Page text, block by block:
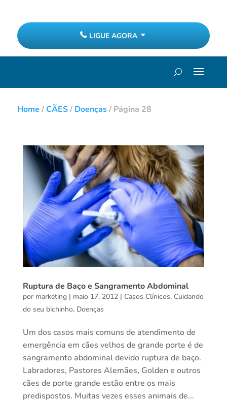
LIGUE AGORA
Home /CÃES/ Doenças/ Página 28
Ruptura de Baço e Sangramento Abdominal
por marketing| maio 17, 2012| Casos Clínicos, Cuidando
do seu bichinho, Doenças
Um dos casos mais comuns de atendimento de
emergência em cães velhos de grande porte é de
sangramento abdominal devido ruptura de baço.
Labradores, Pastores Alemães, Golden e outros
cães de porte grande estão entre os mais
predispostos. Muitas vezes esses animais de...